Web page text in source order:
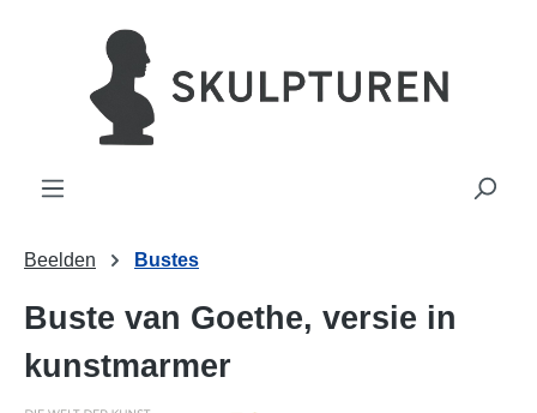
Beelden Bustes
Buste van Goethe, versie in
kunstmarmer